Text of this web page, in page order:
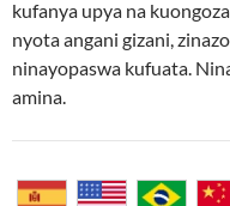
kufanya upya na
nyota angani gizani,
ninayopaswa kufuata.
amina.